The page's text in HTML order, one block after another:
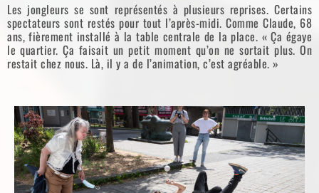
Les jongleurs se sont représentés à plusieurs reprises. Certains
spectateurs sont restés pour tout l’après-midi. Comme Claude, 68
ans, fièrement installé à la table centrale de la place. « Ça égaye
le quartier. Ça faisait un petit moment qu’on ne sortait plus. On
restait chez nous. Là, il y a de l’animation, c’est agréable. »